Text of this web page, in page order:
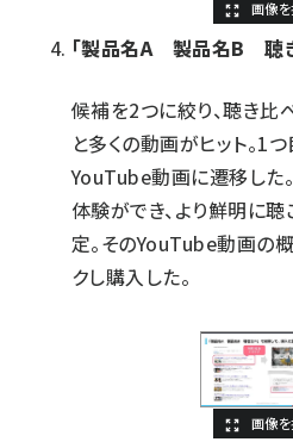
「製品名A 製品名B 聴
候補を2つに絞り、聴き比
と多くの動画がヒット。1
YouTube動画に遷移した
体験ができ、より鮮明に
定。そのYouTube動画の
クし購入した。